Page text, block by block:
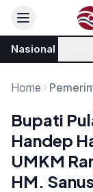
Nasional
Home
Bupati
Handep
UMKM
HM.